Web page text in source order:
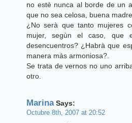
no estè nunca al borde de un
que no sea celosa, buena
¿No serà que tanto mujeres
mujer, segùn el caso,
desencuentros? ¿Habrà que
manera màs armoniosa?.
Se trata de vernos no uno
otro.
MarinaSays:
Octubre 8th, 2007 at 20:52